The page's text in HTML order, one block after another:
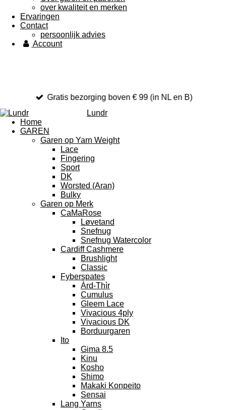
over kwaliteit en merken
Ervaringen
Contact
persoonlijk advies
Account
Gratis bezorging boven € 99 (in NL en B)
Lundr
Home
GAREN
Garen op Yarn Weight
Lace
Fingering
Sport
DK
Worsted (Aran)
Bulky
Garen op Merk
CaMaRose
Løvetand
Snefnug
Snefnug Watercolor
Cardiff Cashmere
Brushlight
Classic
Fyberspates
Àrd-Thìr
Cumulus
Gleem Lace
Vivacious 4ply
Vivacious DK
Borduurgaren
Ito
Gima 8.5
Kinu
Kosho
Shimo
Makaki Konpeito
Sensai
Lang Yarns